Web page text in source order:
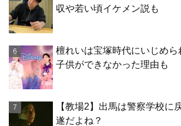
収や若い頃イケメン説も
檀れいは宝塚時代にいじめ
子供ができなかった理由も
【教場2】出馬は警察学校に
遂だよね？